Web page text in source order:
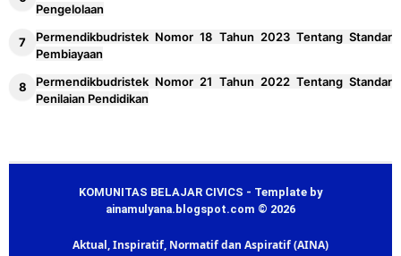
Pengelolaan
Permendikbudristek Nomor 18 Tahun 2023 Tentang Standar
Pembiayaan
Permendikbudristek Nomor 21 Tahun 2022 Tentang Standar
Penilaian Pendidikan
KOMUNITAS BELAJAR CIVICS - Template by
ainamulyana.blogspot.com © 2026
Aktual, Inspiratif, Normatif dan Aspiratif (AINA)